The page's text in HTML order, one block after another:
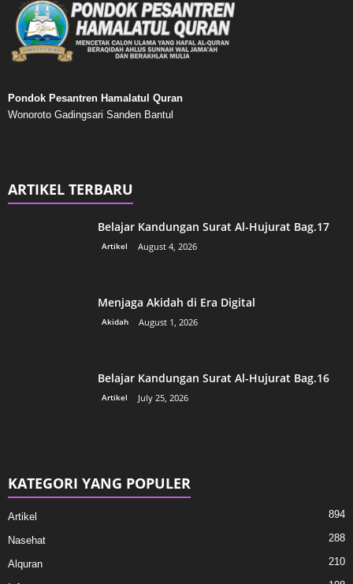
Pondok Pesantren Hamalatul Quran
Wonoroto Gadingsari Sanden Bantul
ARTIKEL TERBARU
Belajar Kandungan Surat Al-Hujurat Bag.17
Artikel August 4, 2026
Menjaga Akidah di Era Digital
Akidah August 1, 2026
Belajar Kandungan Surat Al-Hujurat Bag.16
Artikel July 25, 2026
KATEGORI YANG POPULER
Artikel 894
Nasehat 288
Alquran 210